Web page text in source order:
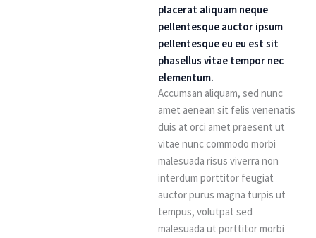
placerat aliquam neque
pellentesque auctor ipsum
pellentesque eu eu est sit
phasellus vitae tempor nec
elementum.
Accumsan aliquam, sed nunc
amet aenean sit felis venenatis
duis at orci amet praesent ut
vitae nunc commodo morbi
malesuada risus viverra non
interdum porttitor feugiat
auctor purus magna turpis ut
tempus, volutpat sed
malesuada ut porttitor morbi